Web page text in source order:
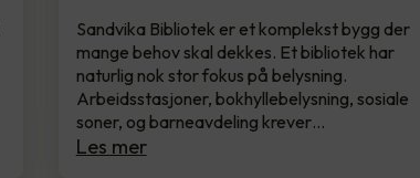
Sandvika Bibliotek er et komplekst bygg der
mange behov skal dekkes. Et bibliotek har
naturlig nok stor fokus på belysning.
Arbeidsstasjoner, bokhyllebelysning, sosiale
soner, og barneavdeling krever…
Les mer